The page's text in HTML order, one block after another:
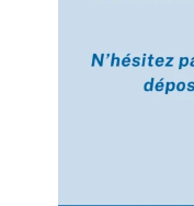
[Enquête
👩‍🎓
mai pour
Depuis plus
un
Prénom